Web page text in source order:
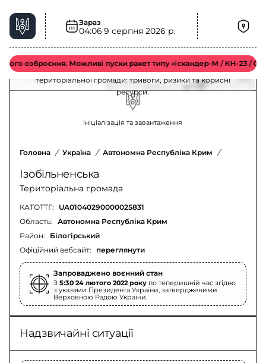
Зараз
04:06 9 серпня 2026 р.
озброєння. Можливі пуски ракет типу «Іскандер-М / КН-23 / С-
Ізобільненська територіальна громада –
ситуація та безпека
Актуальна інформація для мешканців Ізобільненської
територіальної громади: тривоги, ризики та корисні
ресурси.
ініціалізація та завантаження
Головна / Україна / Автономна Республіка Крим /
Ізобільненська
Територіальна громада
КАТОТТГ: UA01040290000025831
Офіційний вебсайт: переглянути
Область: Автономна Республіка Крим
Район:
Білогірський
Запроваджено воєнний стан
З 5:30 24 лютого 2022 року по теперишній час згідно
з указами Президента України, затвердженими
Верховною Радою України.
Надзвичайні ситуації